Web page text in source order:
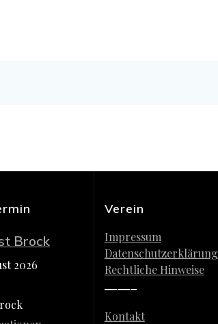
Brock
2026
Verein
Impressum
Datenschutzerklärung
Rechtliche Hinweise
——–
Kontakt